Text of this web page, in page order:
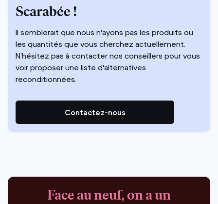
Scarabée !
Il semblerait que nous n'ayons pas les produits ou
les quantités que vous cherchez actuellement.
N’hésitez pas à contacter nos conseillers pour vous
voir proposer une liste d'alternatives
reconditionnées.
Contactez-nous
Face au neuf, on a un